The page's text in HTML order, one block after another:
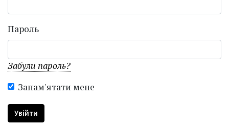
Пароль
Забули пароль?
Запам'ятати мене
Увійти